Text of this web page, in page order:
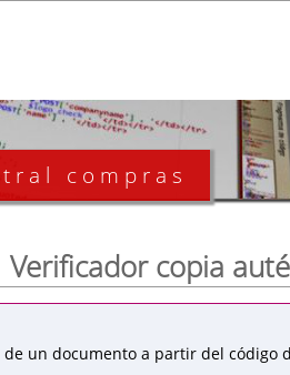
compras
Verificador copia
un documento a partir del código